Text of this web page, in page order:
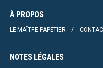
À PROPOS
LE MAÎTRE PAPETIER
NOTES LÉGALES